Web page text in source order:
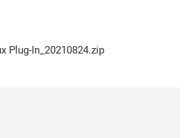
Plug-In_20210824.zip